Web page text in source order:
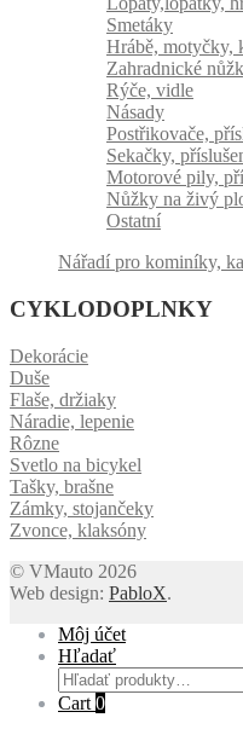
Smetáky
Hrábě, motyčky,
Zahradnické
Rýče, vidle
Násady
Postřikovače,
Sekačky,
Motorové pily,
Nůžky na živý
Ostatní
Nářadí pro kominíky,
CYKLODOPLNKY
Dekorácie
Duše
Flaše, držiaky
Náradie, lepenie
Rôzne
Svetlo na bicykel
Tašky, brašne
Zámky, stojančeky
Zvonce, klaksóny
© VMauto 2026
Web design: PabloX.
Môj účet
Hľadať
Hľadať:
Cart 0